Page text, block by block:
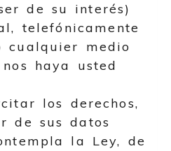
de su interés)
telefónicamente
cualquier medio
haya usted
los derechos,
de sus datos
la Ley, de